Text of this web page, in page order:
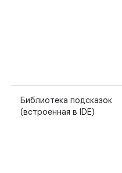
Библиотека подсказок
(встроенная в IDE)